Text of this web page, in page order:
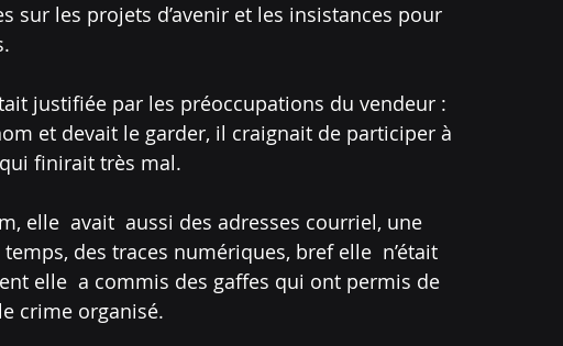
sur les projets d’avenir et les insistances pour
justifiée par les préoccupations du vendeur :
et devait le garder, il craignait de participer à
finirait très mal.
elle  avait  aussi des adresses courriel, une
des traces numériques, bref elle  n’était
elle  a commis des gaffes qui ont permis de
crime organisé.